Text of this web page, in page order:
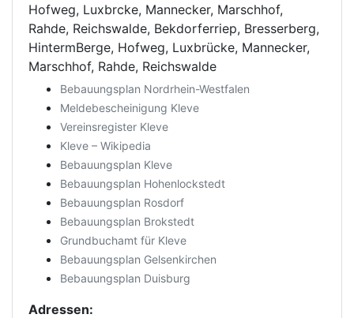
Hofweg, Luxbrcke, Mannecker, Marschhof,
Rahde, Reichswalde, Bekdorferriep, Bresserberg,
HintermBerge, Hofweg, Luxbrücke, Mannecker,
Marschhof, Rahde, Reichswalde
Bebauungsplan Nordrhein-Westfalen
Meldebescheinigung Kleve
Vereinsregister Kleve
Kleve – Wikipedia
Bebauungsplan Kleve
Bebauungsplan Hohenlockstedt
Bebauungsplan Rosdorf
Bebauungsplan Brokstedt
Grundbuchamt für Kleve
Bebauungsplan Gelsenkirchen
Bebauungsplan Duisburg
Adressen: